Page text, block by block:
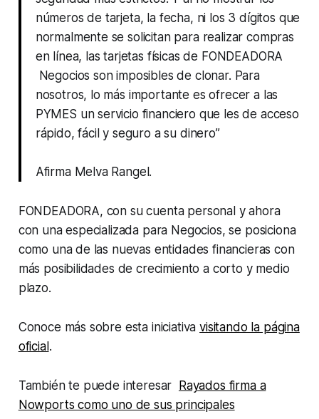
números de tarjeta, la fecha, ni los 3 dígitos que
normalmente se solicitan para realizar compras
en línea, las tarjetas físicas de FONDEADORA
Negocios son imposibles de clonar. Para
nosotros, lo más importante es ofrecer a las
PYMES un servicio financiero que les de acceso
rápido, fácil y seguro a su dinero”
Afirma Melva Rangel.
FONDEADORA, con su cuenta personal y ahora
con una especializada para Negocios, se posiciona
como una de las nuevas entidades financieras con
más posibilidades de crecimiento a corto y medio
plazo.
Conoce más sobre esta iniciativavisitando la página
oficial .
También te puede interesar
Rayados firma a
Nowports como uno de sus principales